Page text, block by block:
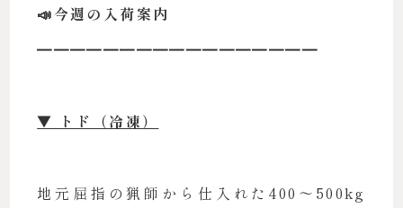
📣今週の入荷案内
━━━━━━━━━━━━━━━━━
▼ トド（冷凍）
地元屈指の猟師から仕入れた400〜500kg